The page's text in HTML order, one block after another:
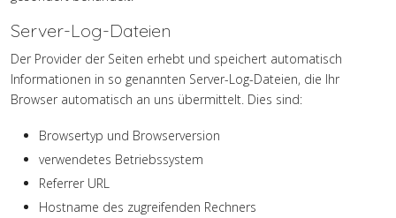
Server-Log-Dateien
Der Provider der Seiten erhebt und speichert automatisch
Informationen in so genannten Server-Log-Dateien, die Ihr
Browser automatisch an uns übermittelt. Dies sind:
Browsertyp und Browserversion
verwendetes Betriebssystem
Referrer URL
Hostname des zugreifenden Rechners